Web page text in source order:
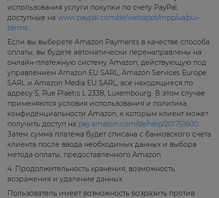
использования услуги покупки по счету PayPal,
доступные на www.paypal.com/de/webapps/mpp/ua/pui-
terms.
Если вы выберете Amazon Payments в качестве способа
оплаты, вы будете автоматически перенаправлены на
онлайн-платежную систему Amazon, действующую под
управлением Amazon EU SARL, Amazon Services Europe
SARL и Amazon Media EU SARL, все находящиеся по
адресу 5, Rue Plaetis L 2338, Luxembourg. В этом случае
применяются условия использования и политика
конфиденциальности Amazon, к которым клиент может
получить доступ на pay.amazon.com/de/help/201751600.
Затем сумма платежа будет списана с банковского счета
клиента после ввода необходимых данных и выбора
метода оплаты, предоставленного Amazon.
4. Продолжительность хранения, возможность
возражения и удаление данных
Пользователь имеет возможность возразить против